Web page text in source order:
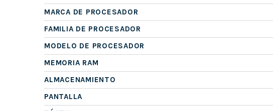
MARCA DE PROCESADOR
FAMILIA DE PROCESADOR
MODELO DE PROCESADOR
MEMORIA RAM
ALMACENAMIENTO
PANTALLA